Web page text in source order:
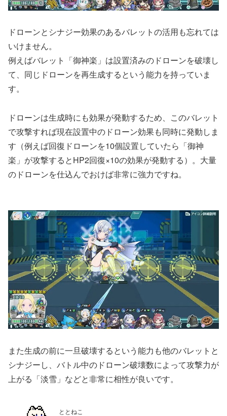
ドローンとシナジー効果のあるバレットの活用も忘れては
いけません。
例えばバレット「御神楽」は設置済みのドローンを破壊し
て、同じドローンを再生成するという能力を持っていま
す。
ドローンは生成時にも効果が発動するため、このバレット
で攻撃すれば現在設置中のドローン効果も同時に発動しま
す（例えば回復ドローンを10個設置していたら「御神
楽」が攻撃するとHP2回復×10の効果が発動する）。大量
のドローンを仕込んでおけば非常に強力ですね。
また生成の前に一旦破壊するという能力も他のバレットと
シナジーし、バトル中のドローン破壊数によって攻撃力が
上がる「淡雪」などと非常に相性が良いです。
ととねこ